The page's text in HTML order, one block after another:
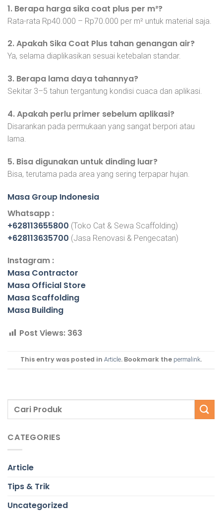
1. Berapa harga sika coat plus per m²?
Rata-rata Rp40.000 – Rp70.000 per m² untuk material saja.
2. Apakah Sika Coat Plus tahan genangan air?
Ya, selama diaplikasikan sesuai ketebalan standar.
3. Berapa lama daya tahannya?
Sekitar 3–5 tahun tergantung kondisi cuaca dan aplikasi.
4. Apakah perlu primer sebelum aplikasi?
Disarankan pada permukaan yang sangat berpori atau
lama.
5. Bisa digunakan untuk dinding luar?
Bisa, terutama pada area yang sering terpapar hujan.
Masa Group Indonesia
Whatsapp :
+628113655800 (Toko Cat & Sewa Scaffolding)
+628113635700 (Jasa Renovasi & Pengecatan)
Instagram :
Masa Contractor
Masa Official Store
Masa Scaffolding
Masa Building
Post Views: 363
This entry was posted in Article. Bookmark the permalink.
CATEGORIES
Article
Tips & Trik
Uncategorized